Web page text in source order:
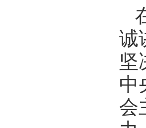
诚
坚
中
会